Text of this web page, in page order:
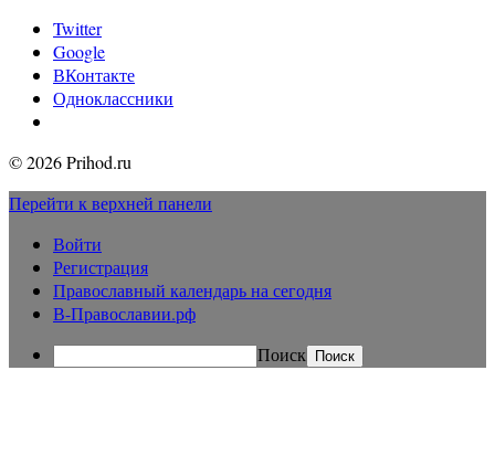
Twitter
Google
ВКонтакте
Одноклассники
© 2026 Prihod.ru
Перейти к верхней панели
Войти
Регистрация
Православный календарь на сегодня
В-Православии.рф
Поиск